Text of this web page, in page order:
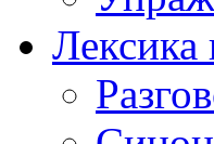
Лексика